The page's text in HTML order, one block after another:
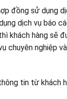
đồng sử dụng
dịch vụ báo
khách hàng sẽ
chuyên nghiệp
tin từ khách